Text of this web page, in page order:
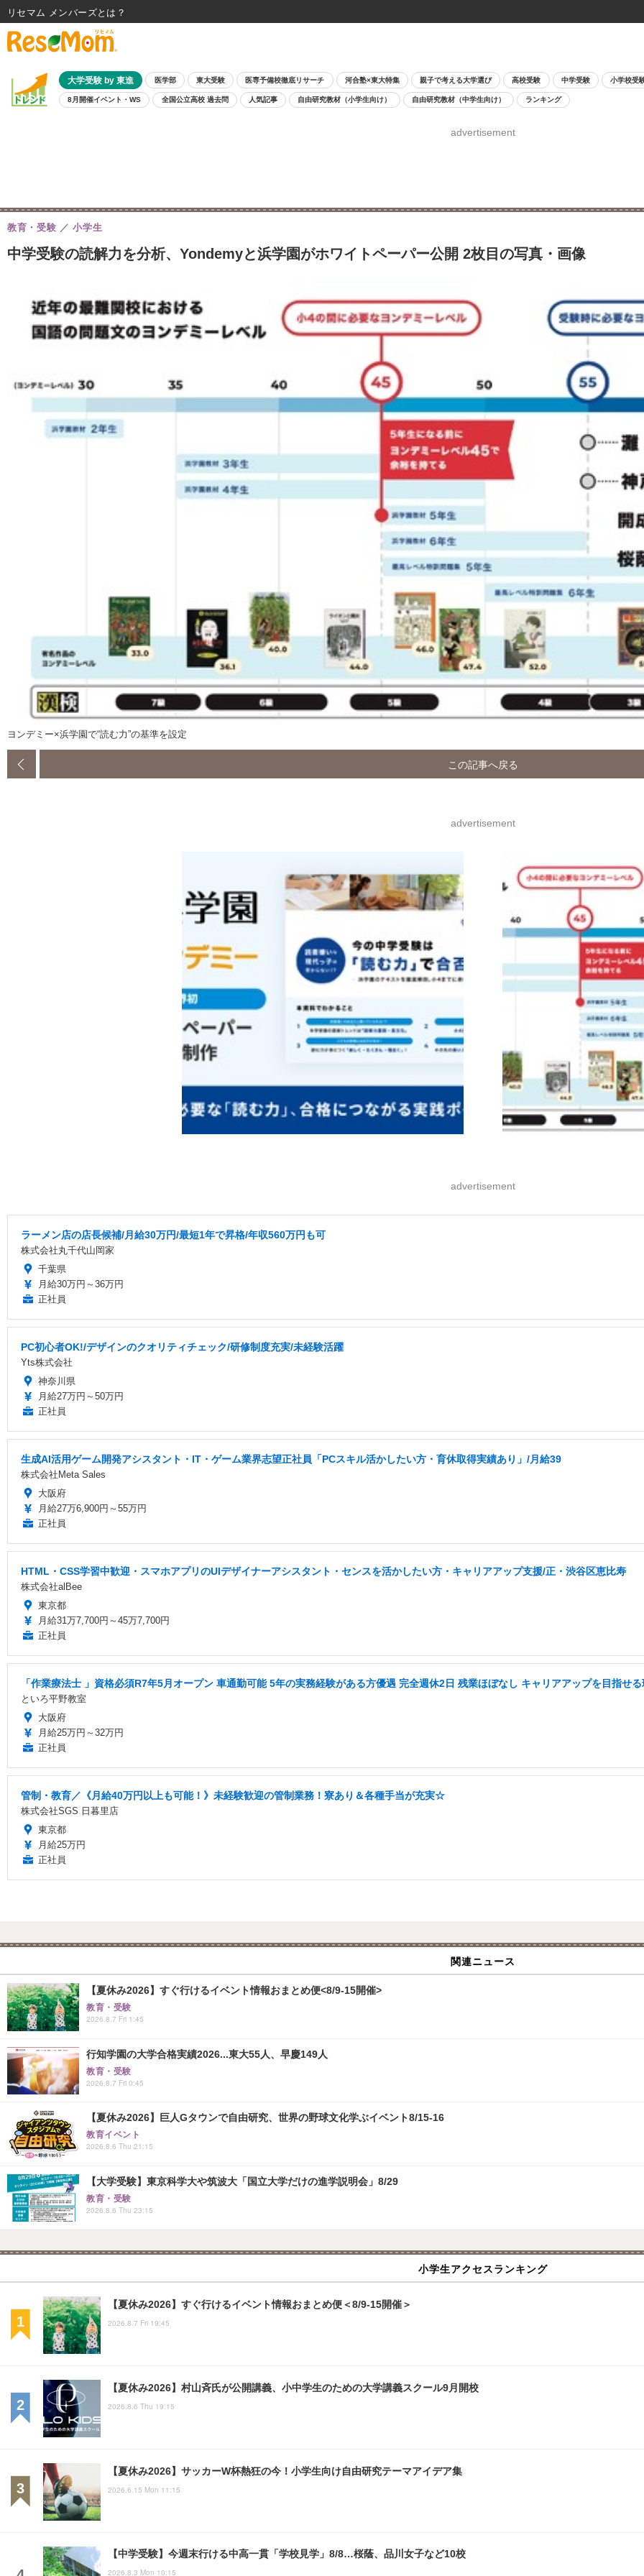
大学受験 by 東進 医学部 東大受験 医専予備校徹底リサーチ 河合塾×東大特集 親子で考える大学選び 高校受験 中学受験 小学校受
8月開催イベント・WS 全国公立高校 過去問 人気記事 自由研究教材（小学生向け） 自由研究教材（中学生向け） ランキング
advertisement
中学受験の読解力を分析、Yondemyと浜学園がホワイトペーパー公開 2枚目の写真・画像
教育・受験 小学生
ヨンデミー×浜学園で“読む力”の基準を設定
この記事へ戻る
advertisement
advertisement
ラーメン店の店長候補/月給30万円/最短1年で昇格/年収560万円も可
株式会社丸千代山岡家
千葉県
月給30万円～36万円
正社員
PC初心者OK!/デザインのクオリティチェック/研修制度充実/未経験活躍
Yts株式会社
神奈川県
月給27万円～50万円
正社員
生成AI活用ゲーム開発アシスタント・IT・ゲーム業界志望正社員「PCスキル活かしたい方・育休取得実績あり」/月給39
株式会社Meta Sales
大阪府
月給27万6,900円～55万円
正社員
HTML・CSS学習中歓迎・スマホアプリのUIデザイナーアシスタント・センスを活かしたい方・キャリアアップ支援/正・渋谷区恵比寿
株式会社alBee
東京都
月給31万7,700円～45万7,700円
正社員
「作業療法士 」資格必須R7年5月オープン 車通勤可能 5年の実務経験がある方優遇 完全週休2日 残業ほぼなし キャリアアップを目指せ
といろ平野教室
大阪府
月給25万円～32万円
正社員
管制・教育／《月給40万円以上も可能！》未経験歓迎の管制業務！寮あり＆各種手当が充実☆
株式会社SGS 日暮里店
東京都
月給25万円
正社員
関連ニュース
【夏休み2026】すぐ行けるイベント情報おまとめ便<8/9-15開催>
教育・受験
2026.8.7 Fri 1:45
行知学園の大学合格実績2026...東大55人、早慶149人
教育・受験
2026.8.7 Fri 0:45
【夏休み2026】巨人Gタウンで自由研究、世界の野球文化学ぶイベント8/15-16
教育イベント
2026.8.6 Thu 21:15
【大学受験】東京科学大や筑波大「国立大学だけの進学説明会」8/29
教育・受験
2026.8.6 Thu 23:15
小学生アクセスランキング
【夏休み2026】すぐ行けるイベント情報おまとめ便＜8/9-15開催＞
2026.8.7 Fri 19:45
【夏休み2026】村山斉氏が公開講義、小中学生のための大学講義スクール9月開校
2026.8.6 Thu 19:15
【夏休み2026】サッカーW杯熱狂の今！小学生向け自由研究テーマアイデア集
2026.6.15 Mon 11:15
【中学受験】今週末行ける中高一貫「学校見学」8/8…桜蔭、品川女子など10校
2026.8.3 Mon 10:15
リセマム メンバーズ